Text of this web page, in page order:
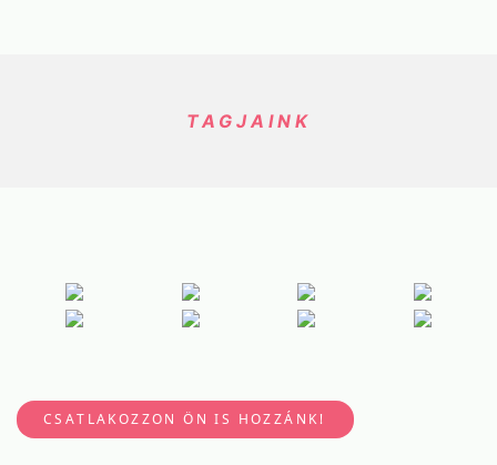
TAGJAINK
CSATLAKOZZON ÖN IS HOZZÁNK!